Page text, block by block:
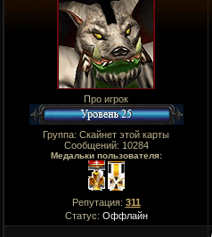
Про игрок
Группа: Скайнет этой карты
Сообщений: 10284
Медальки пользователя:
Репутация: 311
Статус: Оффлайн